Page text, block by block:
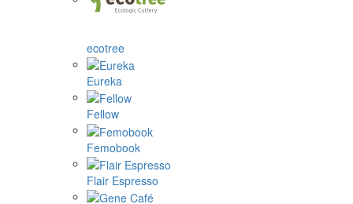
ecotree
Eureka
Fellow
Femobook
Flair Espresso